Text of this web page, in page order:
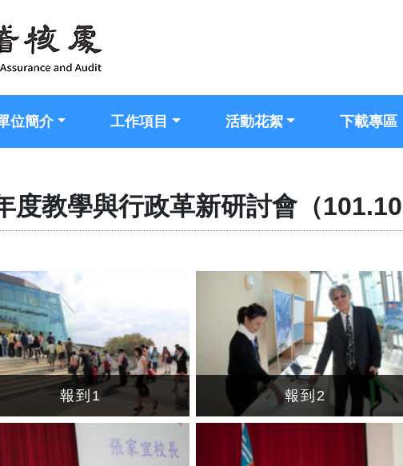
位簡介 工作項目 活動花絮 下載專區
度教學與行政革新研討會（
報到1 報到2